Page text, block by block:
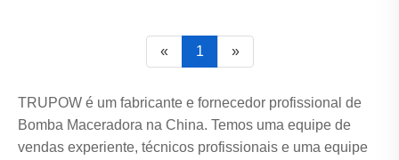
« 1 »
TRUPOW é um fabricante e fornecedor profissional de
Bomba Maceradora na China. Temos uma equipe de
vendas experiente, técnicos profissionais e uma equipe